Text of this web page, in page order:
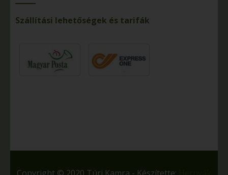
Szállítási lehetőségek és tarifák
Copyright © 2020 Túri Kamra - Készítette: